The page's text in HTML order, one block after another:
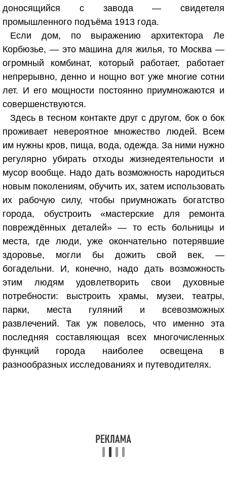
доносящийся с завода — свидетеля
промышленного подъёма 1913 года.
Если дом, по выражению архитектора Ле
Корбюзье, — это машина для жилья, то Москва —
огромный комбинат, который работает, работает
непрерывно, денно и нощно вот уже многие сотни
лет. И его мощности постоянно приумножаются и
совершенствуются.
Здесь в тесном контакте друг с другом, бок о бок
проживает невероятное множество людей. Всем
им нужны кров, пища, вода, одежда. За ними нужно
регулярно убирать отходы жизнедеятельности и
мусор вообще. Надо дать возможность народиться
новым поколениям, обучить их, затем использовать
их рабочую силу, чтобы приумножать богатство
города, обустроить «мастерские для ремонта
повреждённых деталей» — то есть больницы и
места, где люди, уже окончательно потерявшие
здоровье, могли бы дожить свой век, —
богадельни. И, конечно, надо дать возможность
этим людям удовлетворить свои духовные
потребности: выстроить храмы, музеи, театры,
парки, места гуляний и всевозможных
развлечений. Так уж повелось, что именно эта
последняя составляющая всех многочисленных
функций города наиболее освещена в
разнообразных исследованиях и путеводителях.